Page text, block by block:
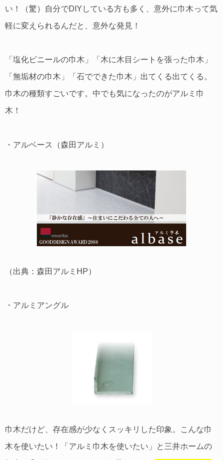
い！（驚）自分でDIYしている方も多く、意外に巾木って気
軽に変えられるんだと、意外な発見！
「塩化ビニールの巾木」「木に木目シートを張った巾木」
「無垢材の巾木」「石でできた巾木」出てくる出てくる。
巾木の種類すごいです。中でも気になったのがアルミ巾
木！
・アルベース（森田アルミ）
（出典：森田アルミHP）
・アルミアングル
巾木だけど、存在感が少なくスッキリした印象。こんな巾
木を使いたい！「アルミ巾木を使いたい」と三井ホームの